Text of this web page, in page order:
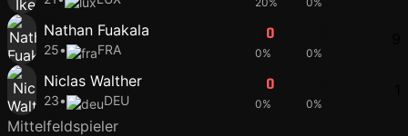
Nathan Fuakala
25• FRA
0
0% 0%
Niclas Walther
23• DEU
0
0% 0%
Mittelfeldspieler